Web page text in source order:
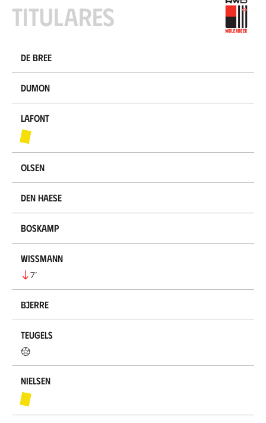
Titulares
De Bree
Dumon
Lafont
Olsen
den Haese
Boskamp
Wissmann
7’
Bjerre
Teugels
Nielsen